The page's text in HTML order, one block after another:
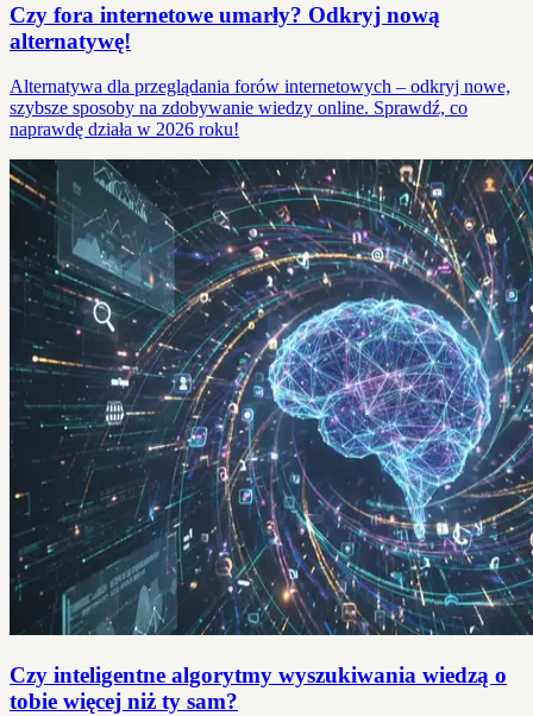
Czy fora internetowe umarły? Odkryj nową
alternatywę!
Alternatywa dla przeglądania forów internetowych – odkryj nowe,
szybsze sposoby na zdobywanie wiedzy online. Sprawdź, co
naprawdę działa w 2026 roku!
Czy inteligentne algorytmy wyszukiwania wiedzą o
tobie więcej niż ty sam?